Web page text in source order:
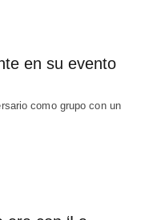
en su evento
como grupo con un